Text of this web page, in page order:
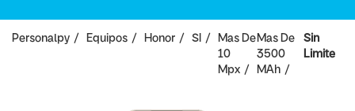
Personalpy Equipos Honor SI
Mas De
10
Mpx
Mas De
3500
MAh
Sin
Limite